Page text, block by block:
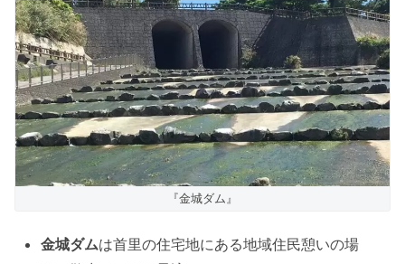
『金城ダム』
金城ダムは首里の住宅地にある地域住民憩いの場